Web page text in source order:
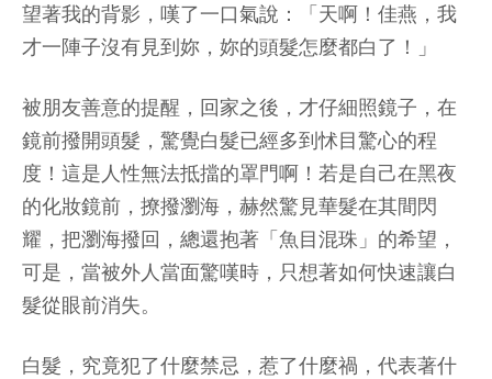
望著我的背影，嘆了一口氣說：「天啊！佳燕，我
才一陣子沒有見到妳，妳的頭髮怎麼都白了！」
被朋友善意的提醒，回家之後，才仔細照鏡子，在
鏡前撥開頭髮，驚覺白髮已經多到怵目驚心的程
度！這是人性無法抵擋的罩門啊！若是自己在黑夜
的化妝鏡前，撩撥瀏海，赫然驚見華髮在其間閃
耀，把瀏海撥回，總還抱著「魚目混珠」的希望，
可是，當被外人當面驚嘆時，只想著如何快速讓白
髮從眼前消失。
白髮，究竟犯了什麼禁忌，惹了什麼禍，代表著什